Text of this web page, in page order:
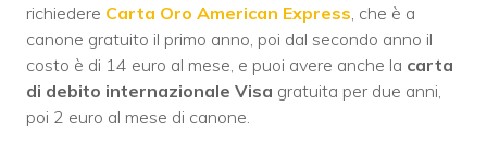
richiedere Carta Oro American Express , che è a
canone gratuito il primo anno, poi dal secondo anno il
costo è di 14 euro al mese, e puoi avere anche la carta
di debito internazionale Visa gratuita per due anni,
poi 2 euro al mese di canone.